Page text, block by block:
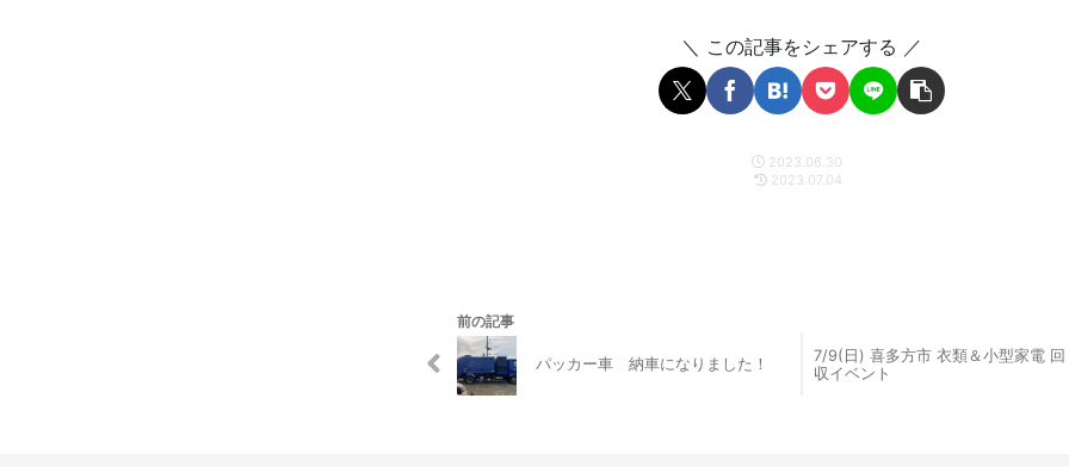
＼ この記事をシェアする ／
2023.06.30
2023.07.04
前の記事
パッカー車 納車になりました！
7/9(日) 喜多方市 衣類＆小型家電 回
収イベント